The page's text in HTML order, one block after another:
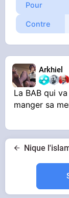
Pour
Contre
Arkhiel
La BAB qui
manger sa
Nique